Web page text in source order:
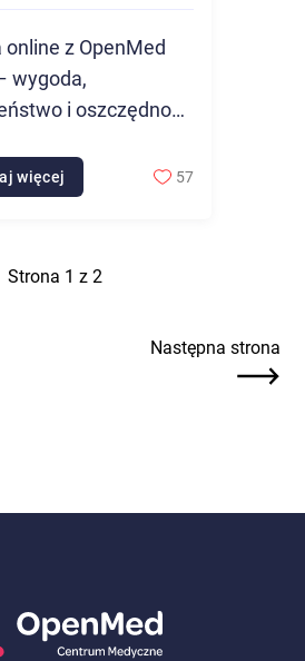
online z OpenMed
wygoda,
i oszczędność
więcej 57
Strona 1 z2
Następna strona